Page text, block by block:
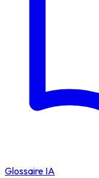
Glossaire IA